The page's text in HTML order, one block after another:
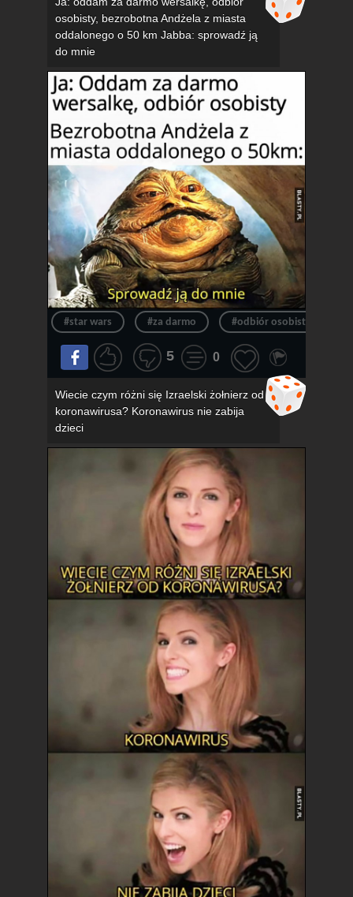
osobisty, bezrobotna Andżela z miasta
oddalonego o 50 km Jabba: sprowadź ją
do mnie
#star wars #za darmo #odbiór osobisty
5 0
Wiecie czym różni się Izraelski żołnierz od
koronawirusa? Koronawirus nie zabija
dzieci